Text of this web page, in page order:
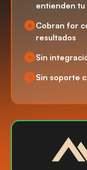
entienden tu
Cobran for
resultados
Sin
Sin soporte